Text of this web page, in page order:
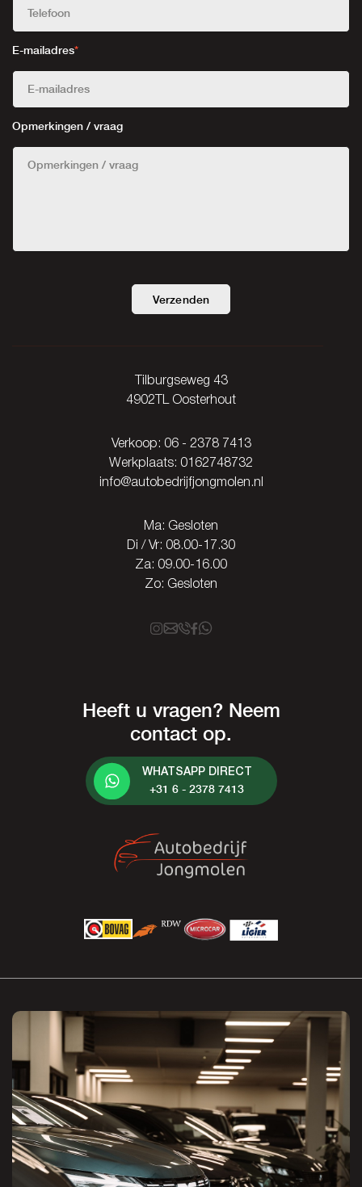
E-mailadres*
Opmerkingen / vraag
Verzenden
Tilburgseweg 43
4902TL Oosterhout
Verkoop: 06 - 2378 7413
Werkplaats: 0162748732
info@autobedrijfjongmolen.nl
Ma: Gesloten
Di / Vr: 08.00-17.30
Za: 09.00-16.00
Zo: Gesloten
Heeft u vragen? Neem
contact op.
WHATSAPP DIRECT
+31 6 - 2378 7413